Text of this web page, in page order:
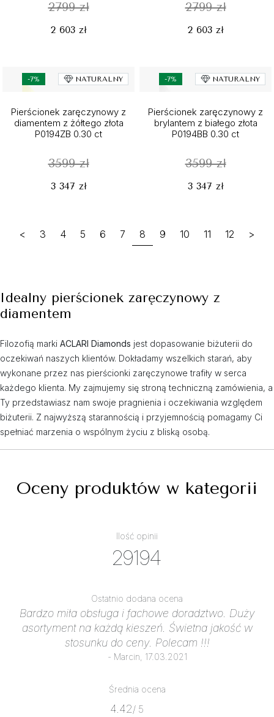
2799 zł
2 603 zł
2799 zł
2 603 zł
-7% NATURALNY
Pierścionek zaręczynowy z
diamentem z żółtego złota
P0194ZB 0.30 ct
3599 zł
3 347 zł
-7% NATURALNY
Pierścionek zaręczynowy z
brylantem z białego złota
P0194BB 0.30 ct
3599 zł
3 347 zł
< 3 4 5 6 7 8 9 10 11 12 >
Idealny pierścionek zaręczynowy z
diamentem
Filozofią marki ACLARI Diamonds jest dopasowanie biżuterii do
oczekiwań naszych klientów. Dokładamy wszelkich starań, aby
wykonane przez nas pierścionki zaręczynowe trafiły w serca
każdego klienta. My zajmujemy się stroną techniczną zamówienia, a
Ty przedstawiasz nam swoje pragnienia i oczekiwania względem
biżuterii. Z najwyższą starannością i przyjemnością pomagamy Ci
spełniać marzenia o wspólnym życiu z bliską osobą.
Oceny produktów w kategorii
Ilość opinii
29194
Ostatnio dodana ocena
Bardzo miła obsługa i fachowe doradztwo. Duży
asortyment na każdą kieszeń. Świetna jakość w
stosunku do ceny. Polecam !!!
- Marcin, 17.03.2021
Średnia ocena
4.42/ 5